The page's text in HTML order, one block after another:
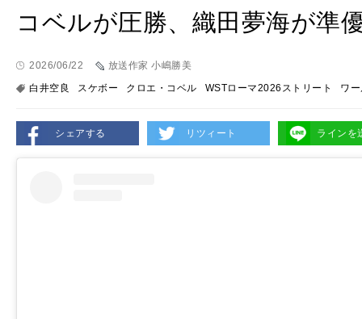
コベルが圧勝、織田夢海が準
2026/06/22
放送作家 小嶋勝美
白井空良
スケボー クロエ・コベル WSTローマ2026ストリート ワ
シェアする リツィート ラインを